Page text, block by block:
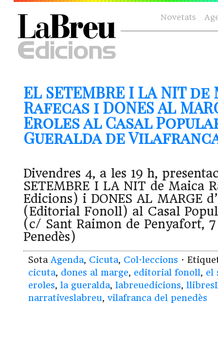
Novetats
EL SETEMBRE I LA NIT
Rafecas i DONES AL
Eroles al Casal
Gueralda de Vilafranca
Divendres 4, a les 19 h,
SETEMBRE I LA NIT de Maica
Edicions) i DONES AL MARGE
(Editorial Fonoll) al Casal
(c/ Sant Raimon de Penyafort,
Penedès)
Sota Agenda, Cicuta, Col·leccions ·
cicuta, dones al marge, editorial fonoll, el
eroles, la gueralda, labreuedicions,
narrativeslabreu, vilafranca del penedès